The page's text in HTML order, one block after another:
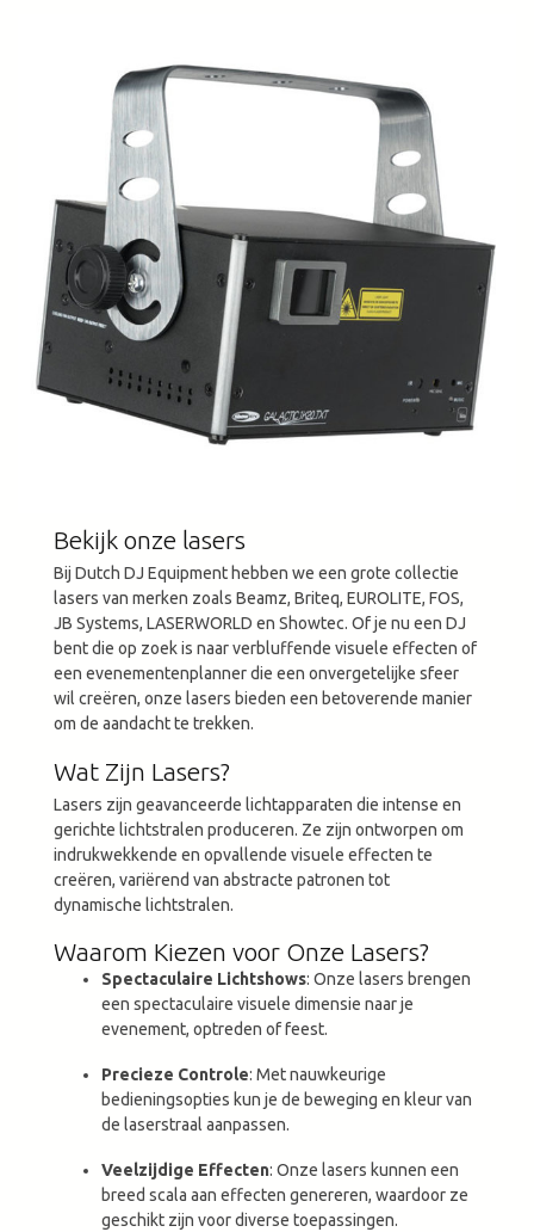
Bekijk onze lasers
Bij Dutch DJ Equipment hebben we een grote collectie
lasers van merken zoals Beamz, Briteq, EUROLITE, FOS,
JB Systems, LASERWORLD en Showtec. Of je nu een DJ
bent die op zoek is naar verbluffende visuele effecten of
een evenementenplanner die een onvergetelijke sfeer
wil creëren, onze lasers bieden een betoverende manier
om de aandacht te trekken.
Wat Zijn Lasers?
Lasers zijn geavanceerde lichtapparaten die intense en
gerichte lichtstralen produceren. Ze zijn ontworpen om
indrukwekkende en opvallende visuele effecten te
creëren, variërend van abstracte patronen tot
dynamische lichtstralen.
Waarom Kiezen voor Onze Lasers?
Spectaculaire Lichtshows: Onze lasers brengen
een spectaculaire visuele dimensie naar je
evenement, optreden of feest.
Precieze Controle: Met nauwkeurige
bedieningsopties kun je de beweging en kleur van
de laserstraal aanpassen.
Veelzijdige Effecten: Onze lasers kunnen een
breed scala aan effecten genereren, waardoor ze
geschikt zijn voor diverse toepassingen.